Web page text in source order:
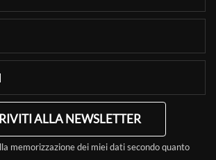
ALLA NEWSLETTER
memorizzazione dei miei dati secondo quanto